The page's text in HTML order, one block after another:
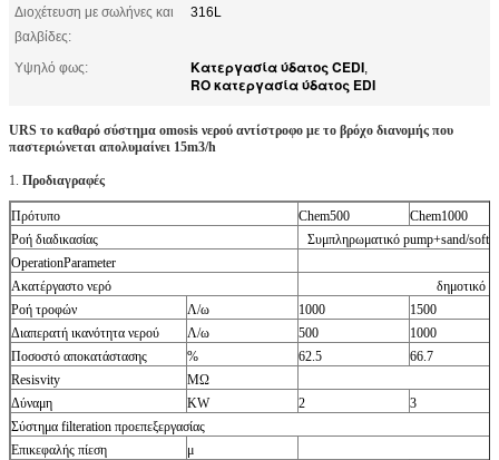
Διοχέτευση με σωλήνες και
βαλβίδες:
316L
Υψηλό φως: Κατεργασία ύδατος CEDI,
RO κατεργασία ύδατος EDI
URS το καθαρό σύστημα omosis νερού αντίστροφο με το βρόχο διανομής που
παστεριώνεται απολυμαίνει 15m3/h
1. Προδιαγραφές
Πρότυπο Chem500
Chem1000
Ροή διαδικασίας
Συμπληρωματικό pump+sand/
OperationParameter
Ακατέργαστο νερό
δημοτικό
Ροή τροφών
Λ/ω 1000
1500
Διαπερατή ικανότητα νερού
Λ/ω 500
1000
Ποσοστό αποκατάστασης
% 62.5
66.7
Resisvity
MΩ
Δύναμη
KW 2
3
Σύστημα filteration προεπεξεργασίας
Επικεφαλής πίεση
μ